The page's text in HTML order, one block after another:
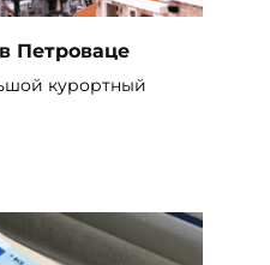
Петроваце
курортный